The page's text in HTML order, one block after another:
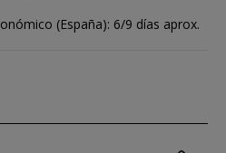
(España): 6/9 días aprox.